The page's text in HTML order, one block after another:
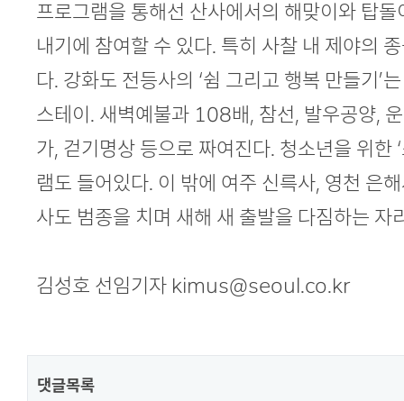
프로그램을 통해선 산사에서의 해맞이와 탑
내기에 참여할 수 있다. 특히 사찰 내 제야의
다. 강화도 전등사의 ‘쉼 그리고 행복 만들기’
스테이. 새벽예불과 108배, 참선, 발우공양,
가, 걷기명상 등으로 짜여진다. 청소년을 위한
램도 들어있다. 이 밖에 여주 신륵사, 영천 은
사도 범종을 치며 새해 새 출발을 다짐하는 자
김성호 선임기자 kimus@seoul.co.kr
댓글목록